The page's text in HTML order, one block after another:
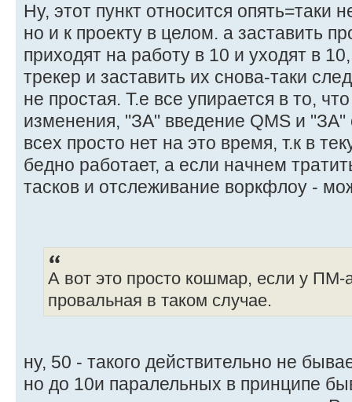
Ну, этот пункт относится опять=таки
но и к проекту в целом. а заставить
приходят на работу в 10 и уходят в
трекер и заставить их снова-таки
не простая. Т.е все упирается в то,
изменения, "ЗА" введение QMS и "ЗА"
всех просто нет на это время, т.к в
бедно работает, а если начнем
тасков и отслеживание воркфлоу -
А вот это просто кошмар, если у ПМ-
провальная в таком случае.
ну, 50 - такого действительно не
но до 10и паралельных в принципе